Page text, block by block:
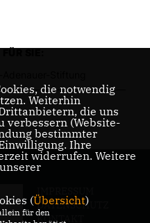
Stiftung
DATENSCHUTZ
KONTAKT
die notwendig
Weiterhin
die uns
verbessern (Website-
bestimmter
Ihre
widerrufen. Weitere
(Übersicht)
für den